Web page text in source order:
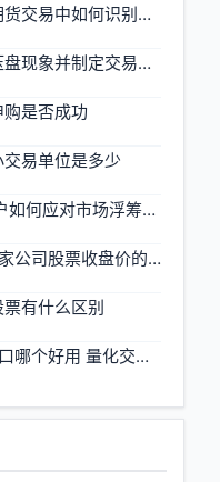
平量柱在股票期货交易中如何识别关键信号？
如何识别股票压盘现象并制定交易策略
是否成功
易单位是多少
什么是浮筹 散户如何应对市场浮筹变化
tushare下载十家公司股票收盘价的实用方法
有什么区别
股票API数据接口哪个好用 量化交易如何获取实时行情